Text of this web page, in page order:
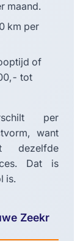
maand.
km per
of
tot
per
want
dezelfde
Dat is
is.
Zeekr